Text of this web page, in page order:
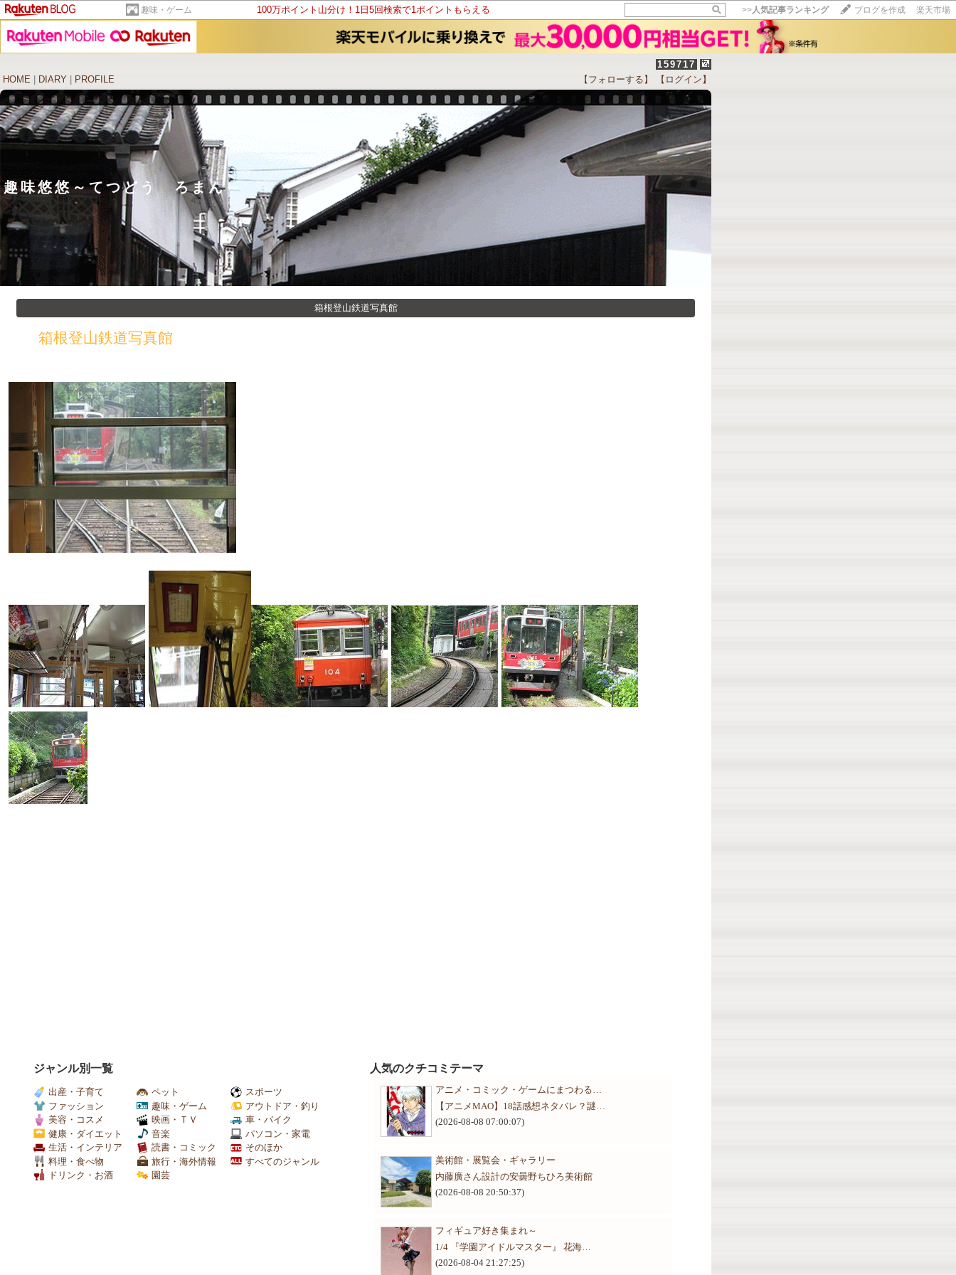
趣味・ゲーム 100万ポイント山分け！1日5回検索で1ポイントもらえる >>人気記事ランキング ブログを作成 楽天市場
159717
HOME
DIARY PROFILE 【フォローする】 【ログイン】
趣味悠悠～てつどう ろまん～
箱根登山鉄道写真館
箱根登山鉄道写真館
ジャンル別一覧
出産・子育て
ファッション
美容・コスメ
健康・ダイエット
生活・インテリア
料理・食べ物
ドリンク・お酒
ペット
趣味・ゲーム
映画・ＴＶ
音楽
読書・コミック
旅行・海外情報
園芸
スポーツ
アウトドア・釣り
車・バイク
パソコン・家電
そのほか
すべてのジャンル
人気のクチコミテーマ
アニメ・コミック・ゲームにまつわる…
【アニメMAO】18話感想ネタバレ？謎…
(2026-08-08 07:00:07)
美術館・展覧会・ギャラリー
内藤廣さん設計の安曇野ちひろ美術館
(2026-08-08 20:50:37)
フィギュア好き集まれ～
1/4 『学園アイドルマスター』 花海…
(2026-08-04 21:27:25)